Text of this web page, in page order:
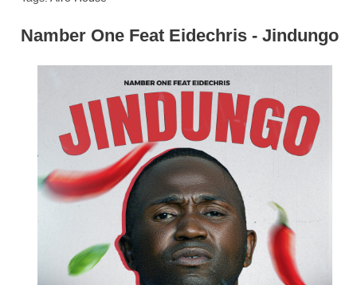
Namber One Feat Eidechris - Jindungo